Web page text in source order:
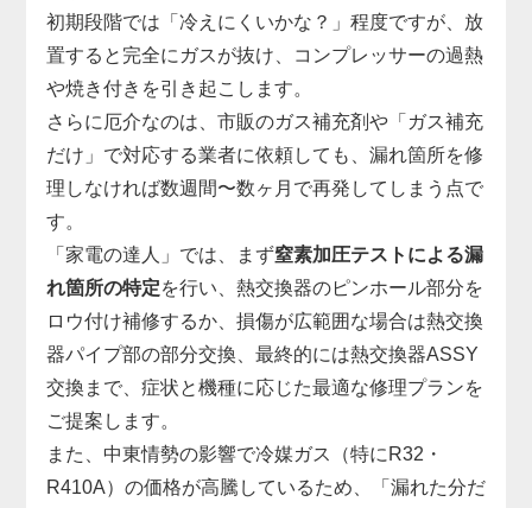
初期段階では「冷えにくいかな？」程度ですが、放
置すると完全にガスが抜け、コンプレッサーの過熱
や焼き付きを引き起こします。
さらに厄介なのは、市販のガス補充剤や「ガス補充
だけ」で対応する業者に依頼しても、漏れ箇所を修
理しなければ数週間〜数ヶ月で再発してしまう点で
す。
「家電の達人」では、まず窒素加圧テストによる漏
れ箇所の特定を行い、熱交換器のピンホール部分を
ロウ付け補修するか、損傷が広範囲な場合は熱交換
器パイプ部の部分交換、最終的には熱交換器ASSY
交換まで、症状と機種に応じた最適な修理プランを
ご提案します。
また、中東情勢の影響で冷媒ガス（特にR32・
R410A）の価格が高騰しているため、「漏れた分だ